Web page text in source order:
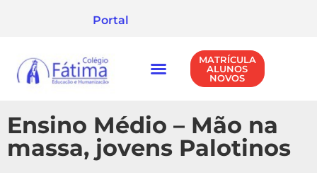
Portal
MATRÍCULA
ALUNOS
NOVOS
Ensino Médio – Mão na
massa, jovens Palotinos